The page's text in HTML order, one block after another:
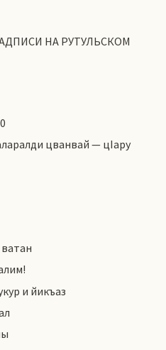
НА РУТУЛЬСКОМ
цванвай — цIару
и йикъаз